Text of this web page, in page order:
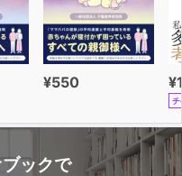
¥550
チ
ックで